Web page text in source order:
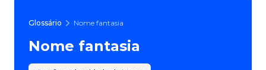
Glossário Nome fantasia
Nome fantasia